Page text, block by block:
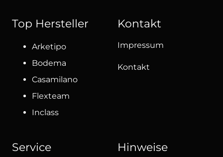
Top Hersteller
Arketipo
Bodema
Casamilano
Flexteam
Inclass
Kontakt
Impressum
Kontakt
Service Hinweise